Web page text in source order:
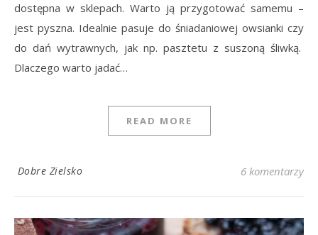
dostępna w sklepach. Warto ją przygotować samemu –
jest pyszna. Idealnie pasuje do śniadaniowej owsianki czy
do dań wytrawnych, jak np. pasztetu z suszoną śliwką.
Dlaczego warto jadać…
READ MORE
Dobre Zielsko 6 komentarzy